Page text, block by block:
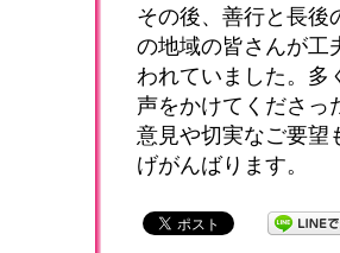
その後、善行と長後
の地域の皆さんが工
われていました。多
声をかけてくださっ
意見や切実なご要望
げがんばります。